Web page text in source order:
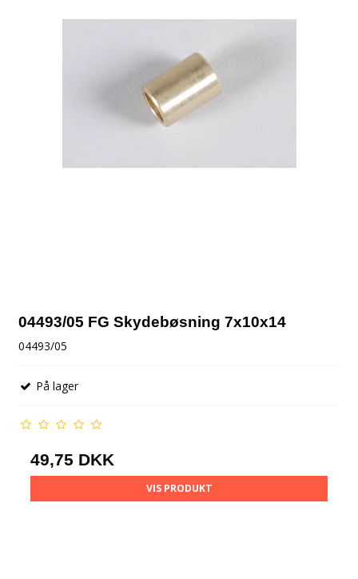
04493/05 FG Skydebøsning 7x10x14
04493/05
På lager
49,75 DKK
VIS PRODUKT